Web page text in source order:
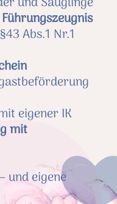
Führungszeugnis
Abs.1 Nr.1
eigener IK
mit
– und eigene